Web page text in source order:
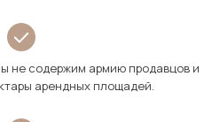
не содержим армию продавцов и
арендных площадей.